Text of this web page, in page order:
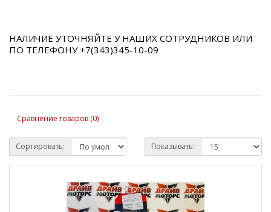
НАЛИЧИЕ УТОЧНЯЙТЕ У НАШИХ СОТРУДНИКОВ ИЛИ
ПО ТЕЛЕФОНУ +7(343)345-10-09
Сравнение товаров (0)
Сортировать: Показывать: